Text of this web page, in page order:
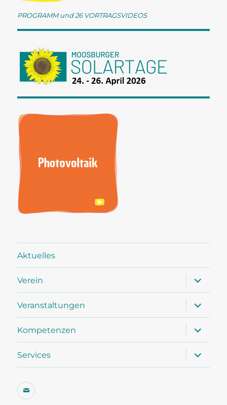
PROGRAMM und 26 VORTRAGSVIDEOS
Aktuelles
Verein
öffnen
Veranstaltungen
öffnen
Kompetenzen
öffnen
Services
öffnen
E-